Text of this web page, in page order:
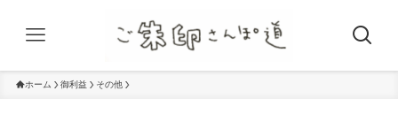
ホーム 御利益 その他